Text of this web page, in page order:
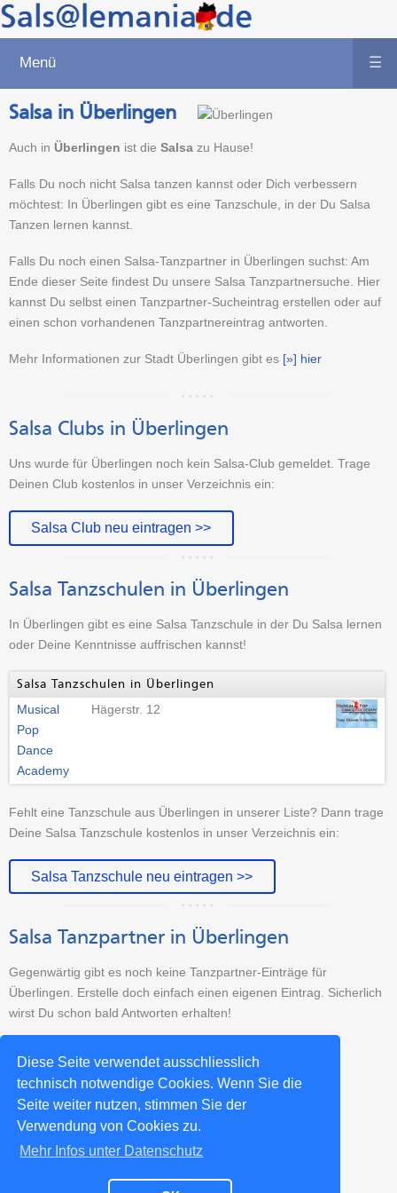
Diese Seite verwendet ausschliesslich
technisch notwendige Cookies. Wenn Sie die
Seite weiter nutzen, stimmen Sie der
Verwendung von Cookies zu.
Mehr Infos unter Datenschutz
Menü ☰
Salsa in Überlingen
Auch in Überlingen ist die Salsa zu Hause!
Falls Du noch nicht Salsa tanzen kannst oder Dich verbessern
möchtest: In Überlingen gibt es eine Tanzschule, in der Du Salsa
Tanzen lernen kannst.
Falls Du noch einen Salsa-Tanzpartner in Überlingen suchst: Am
Ende dieser Seite findest Du unsere Salsa Tanzpartnersuche. Hier
kannst Du selbst einen Tanzpartner-Sucheintrag erstellen oder auf
einen schon vorhandenen Tanzpartnereintrag antworten.
Mehr Informationen zur Stadt Überlingen gibt es [»] hier
Salsa Clubs in Überlingen
Uns wurde für Überlingen noch kein Salsa-Club gemeldet. Trage
Deinen Club kostenlos in unser Verzeichnis ein:
Salsa Club neu eintragen >>
Salsa Tanzschulen in Überlingen
In Überlingen gibt es eine Salsa Tanzschule in der Du Salsa lernen
oder Deine Kenntnisse auffrischen kannst!
Salsa Tanzschulen in Überlingen
Musical
Pop
Dance
Academy
Hägerstr. 12
Fehlt eine Tanzschule aus Überlingen in unserer Liste? Dann trage
Deine Salsa Tanzschule kostenlos in unser Verzeichnis ein:
Salsa Tanzschule neu eintragen >>
Salsa Tanzpartner in Überlingen
Gegenwärtig gibt es noch keine Tanzpartner-Einträge für
Überlingen. Erstelle doch einfach einen eigenen Eintrag. Sicherlich
wirst Du schon bald Antworten erhalten!
Tanzpartner-Sucheintrag erstellen >>
Weitere Salsa-Städte >>